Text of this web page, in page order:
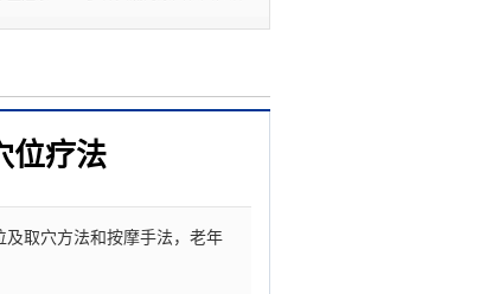
位疗法
取穴方法和按摩手法，老年